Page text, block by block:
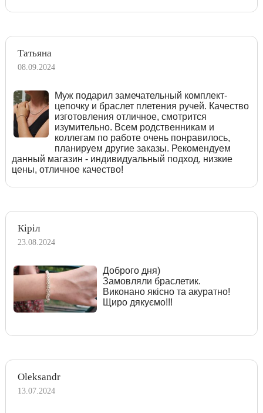
Татьяна
08.09.2024
Муж подарил замечательный комплект-
цепочку и браслет плетения ручей. Качество
изготовления отличное, смотрится
изумительно. Всем родственникам и
коллегам по работе очень понравилось,
планируем другие заказы. Рекомендуем
данный магазин - индивидуальный подход, низкие
цены, отличное качество!
Кіріл
23.08.2024
Доброго дня)
Замовляли браслетик.
Виконано якісно та акуратно!
Щиро дякуємо!!!
Oleksandr
13.07.2024